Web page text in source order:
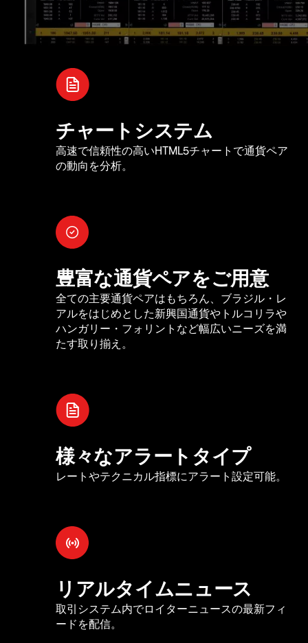
チャートシステム
高速で信頼性の高いHTML5チャートで通貨ペア
の動向を分析。
豊富な通貨ペアをご用意
全ての主要通貨ペアはもちろん、ブラジル・レ
アルをはじめとした新興国通貨やトルコリラや
ハンガリー・フォリントなど幅広いニーズを満
たす取り揃え。
様々なアラートタイプ
レートやテクニカル指標にアラート設定可能。
リアルタイムニュース
取引システム内でロイターニュースの最新フィ
ードを配信。